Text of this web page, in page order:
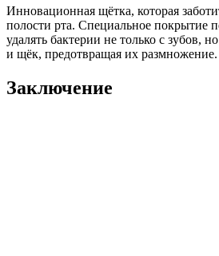
Инновационная щётка, которая
полости рта. Специальное покрытие
удалять бактерии не только с зубов,
и щёк, предотвращая их размножение.
Заключение